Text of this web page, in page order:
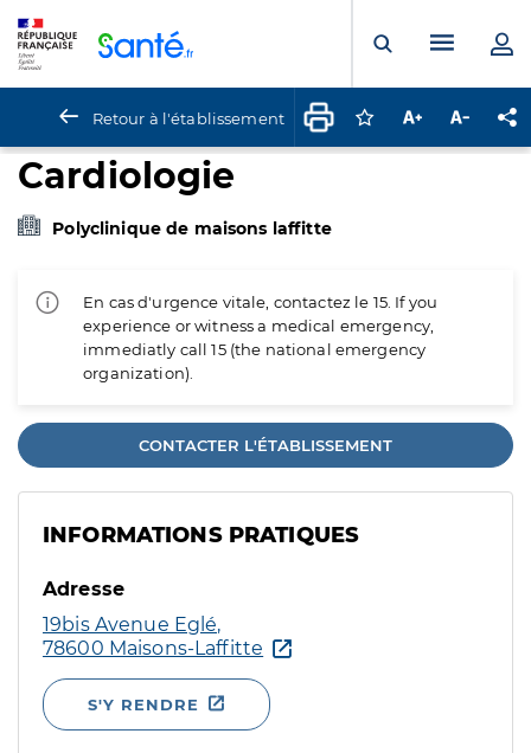
Ouvrir laMenu
Retour à l'établissement Connectez-vous
Augmenter la
Cardiologie
Polyclinique de maisons laffitte
En cas d'urgence vitale, contactez le 15. If you
experience or witness a medical emergency,
immediatly call 15 (the national emergency
organization).
CONTACTER L'ÉTABLISSEMENT
INFORMATIONS PRATIQUES
Adresse
19bis Avenue Eglé,
78600 Maisons-Laffitte
S'Y RENDRE